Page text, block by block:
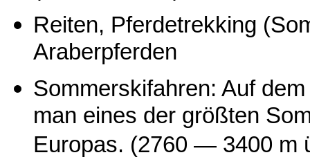
Reiten, Pferdetrekking
Araberpferden
Sommerskifahren: Auf
man eines der größten
Europas. (2760 — 3400 m